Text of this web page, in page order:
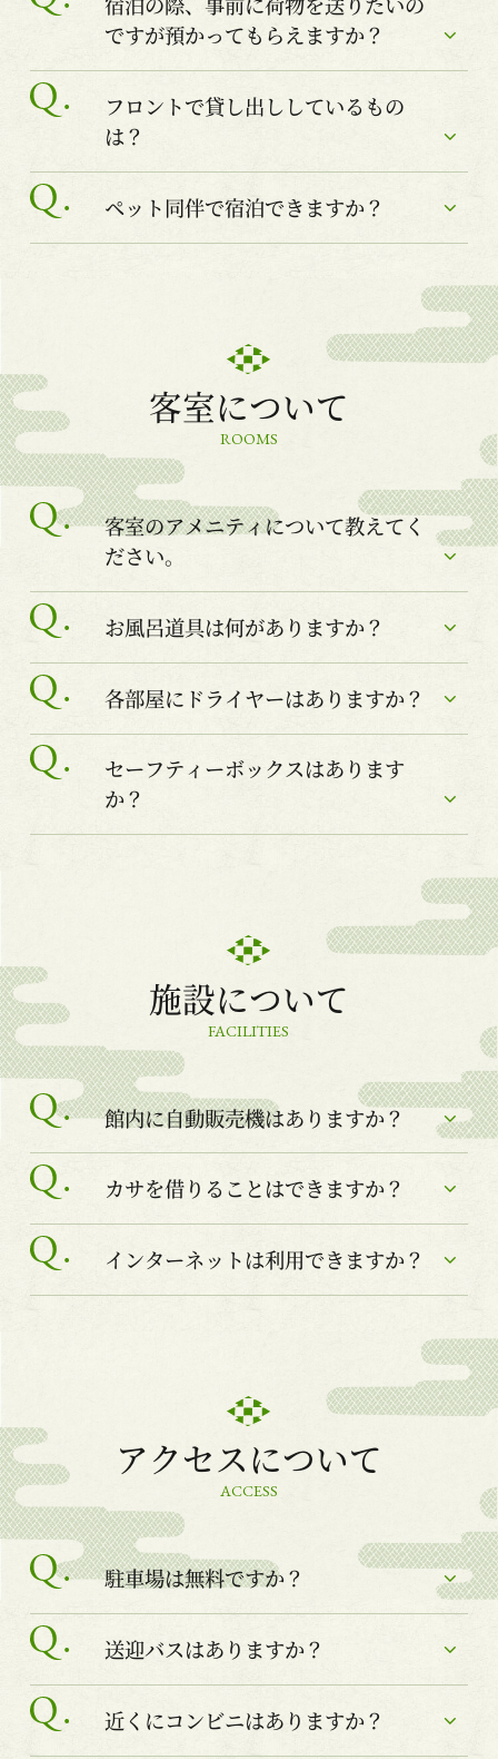
ですが預かってもらえますか？
フロントで貸し出ししているもの
は？
ペット同伴で宿泊できますか？
客室について
ROOMS
客室のアメニティについて教えてく
ださい。
お風呂道具は何がありますか？
各部屋にドライヤーはありますか？
セーフティーボックスはあります
か？
施設について
FACILITIES
館内に自動販売機はありますか？
カサを借りることはできますか？
インターネットは利用できますか？
アクセスについて
ACCESS
駐車場は無料ですか？
送迎バスはありますか？
近くにコンビニはありますか？